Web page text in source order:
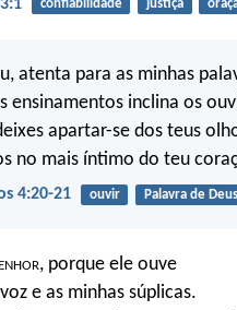
confiabilidade justiça
atenta para as minhas
ensinamentos inclina os
apartar-se dos teus
no mais íntimo do teu
4:20-21 ouvir Palavra de Deus
enhor, porque ele ouve
e as minhas súplicas.